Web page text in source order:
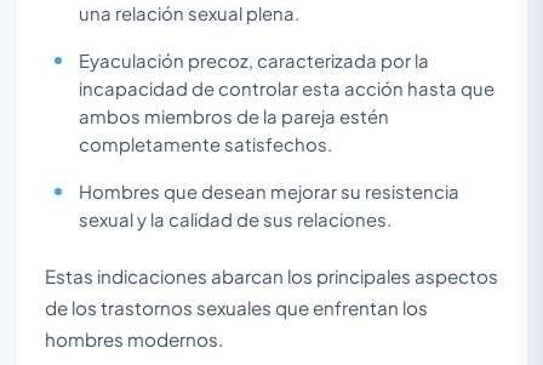
una relación sexual plena.
Eyaculación precoz, caracterizada por la
incapacidad de controlar esta acción hasta que
ambos miembros de la pareja estén
completamente satisfechos.
Hombres que desean mejorar su resistencia
sexual y la calidad de sus relaciones.
Estas indicaciones abarcan los principales aspectos
de los trastornos sexuales que enfrentan los
hombres modernos.